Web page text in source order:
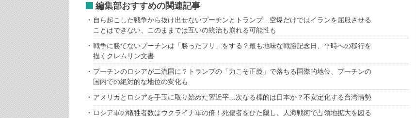
編集部おすすめの関連記事
自ら起こした戦争から抜け出せないプーチンとトランプ…空爆だけではイランを屈服させる
ことはできない、このままでは互いの統治も崩れる可能性も
戦争に勝てないプーチンは「勝ったフリ」をする？最も地味な戦勝記念日、平時への移行を
描くクレムリン文書
プーチンのロシアが二流国に？トランプの「力こそ正義」で落ちる国際的地位、プーチンの
国内での絶対的な地位の変化も
アメリカとロシアを手玉に取り始めた習近平…次なる標的は日本か？不安定化する台湾情勢
ロシア軍の犠牲者数はウクライナ軍の倍！死傷者をひた隠し、人海戦術で占領地拡大を図る